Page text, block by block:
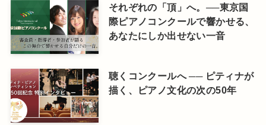
それぞれの「頂」へ。──東京国
際ピアノコンクールで響かせる、
あなたにしか出せない一音
聴くコンクールへ ── ピティナが
描く、ピアノ文化の次の50年